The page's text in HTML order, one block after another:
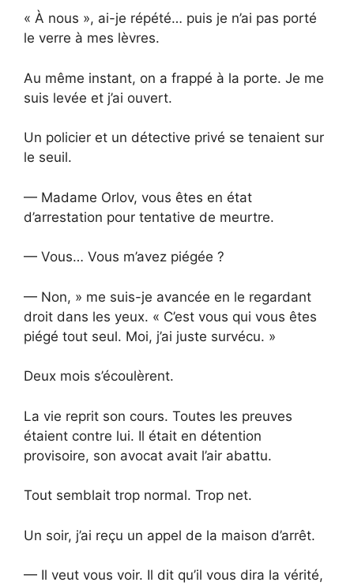
« À nous », ai-je répété… puis je n’ai pas porté
le verre à mes lèvres.
Au même instant, on a frappé à la porte. Je me
suis levée et j’ai ouvert.
Un policier et un détective privé se tenaient sur
le seuil.
— Madame Orlov, vous êtes en état
d’arrestation pour tentative de meurtre.
— Vous… Vous m’avez piégée ?
— Non, » me suis-je avancée en le regardant
droit dans les yeux. « C’est vous qui vous êtes
piégé tout seul. Moi, j’ai juste survécu. »
Deux mois s’écoulèrent.
La vie reprit son cours. Toutes les preuves
étaient contre lui. Il était en détention
provisoire, son avocat avait l’air abattu.
Tout semblait trop normal. Trop net.
Un soir, j’ai reçu un appel de la maison d’arrêt.
— Il veut vous voir. Il dit qu’il vous dira la vérité,